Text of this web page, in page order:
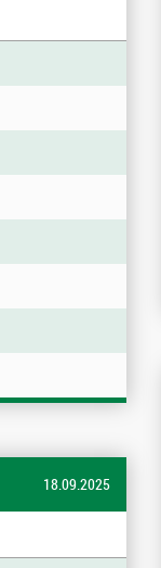
18.09.2025